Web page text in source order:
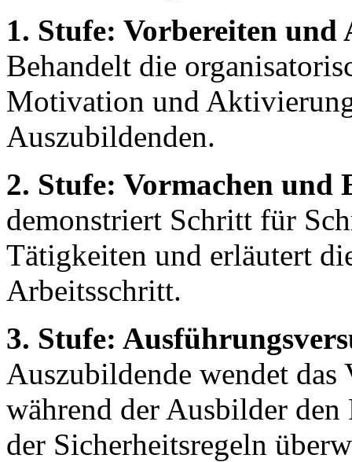
1. Stufe: Vorbereiten und
Behandelt die
Motivation und
Auszubildenden.
2. Stufe: Vormachen und
demonstriert Schritt für
Tätigkeiten und erläutert
Arbeitsschritt.
3. Stufe:
Auszubildende wendet das
während der Ausbilder
der Sicherheitsregeln